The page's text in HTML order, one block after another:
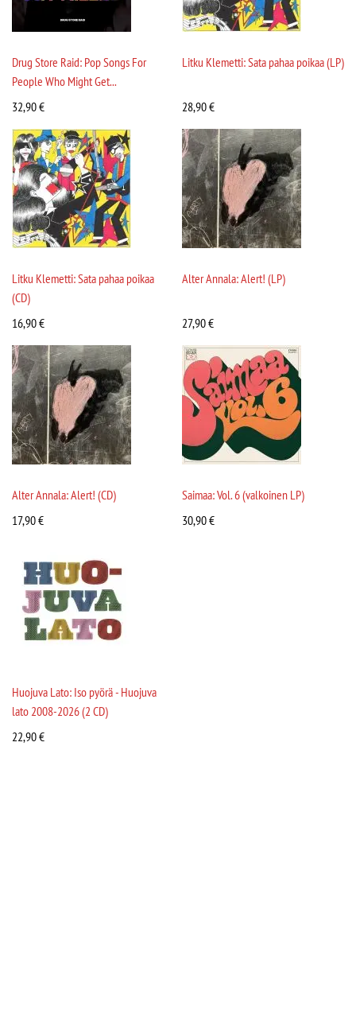
Drug Store Raid: Pop Songs For
People Who Might Get...
32,90€
Litku Klemetti: Sata pahaa poikaa (LP)
28,90€
Litku Klemetti: Sata pahaa poikaa
(CD)
16,90€
Alter Annala: Alert! (LP)
27,90€
Alter Annala: Alert! (CD)
17,90€
Saimaa: Vol. 6 (valkoinen LP)
30,90€
Huojuva Lato: Iso pyörä - Huojuva
lato 2008-2026 (2 CD)
22,90€